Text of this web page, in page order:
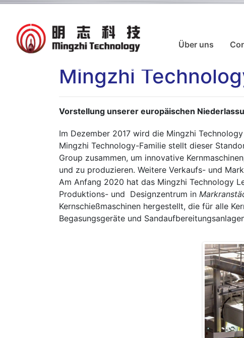
Über uns
Mingzhi
Vorstellung unserer europäischen
Im Dezember 2017 wird die Mingzhi
Mingzhi Technology-Familie stellt dieser
Group zusammen, um innovative
und zu produzieren. Weitere Verkaufs- und
Am Anfang 2020 hat das Mingzhi Technology
Produktions- und Designzentrum in
Kernschießmaschinen hergestellt, die für alle
Begasungsgeräte und